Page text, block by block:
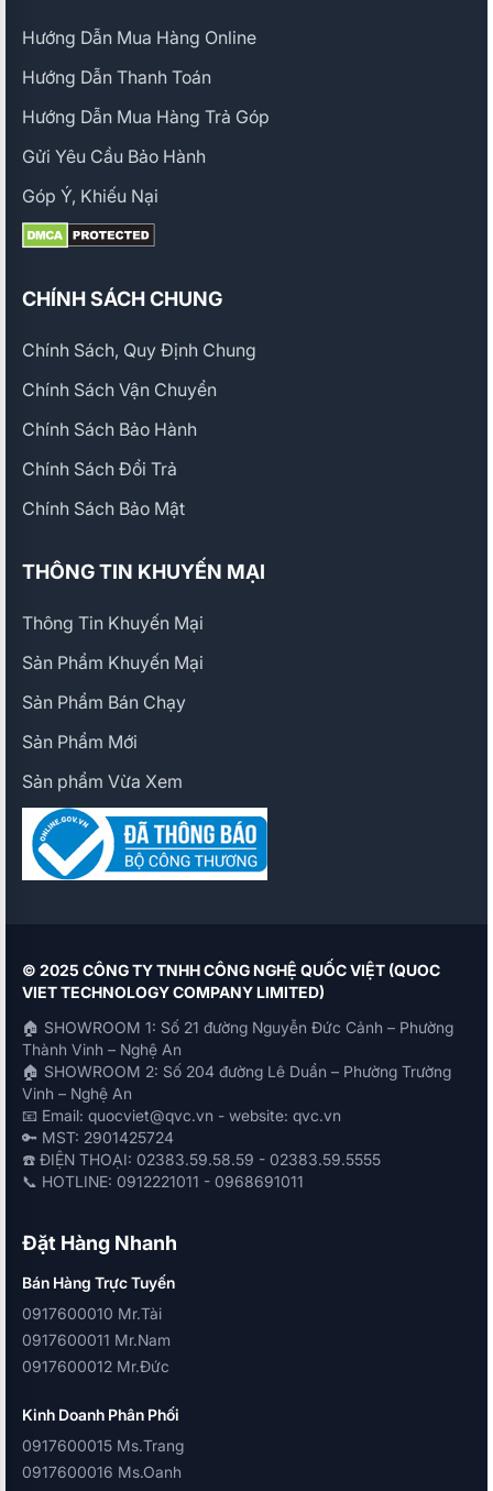
Hướng Dẫn Mua Hàng Online
Hướng Dẫn Thanh Toán
Hướng Dẫn Mua Hàng Trả Góp
Gửi Yêu Cầu Bảo Hành
Góp Ý, Khiếu Nại
CHÍNH SÁCH CHUNG
Chính Sách, Quy Định Chung
Chính Sách Vận Chuyển
Chính Sách Bảo Hành
Chính Sách Đổi Trả
Chính Sách Bảo Mật
THÔNG TIN KHUYẾN MẠI
Thông Tin Khuyến Mại
Sản Phẩm Khuyến Mại
Sản Phẩm Bán Chạy
Sản Phẩm Mới
Sản phẩm Vừa Xem
© 2025 CÔNG TY TNHH CÔNG NGHỆ QUỐC VIỆT (QUOC
VIET TECHNOLOGY COMPANY LIMITED)
🏠 SHOWROOM 1: Số 21 đường Nguyễn Đức Cảnh – Phường
Thành Vinh – Nghệ An
🏠 SHOWROOM 2: Số 204 đường Lê Duẩn – Phường Trường
Vinh – Nghệ An
📧 Email: quocviet@qvc.vn - website: qvc.vn
🔑 MST: 2901425724
☎️ ĐIỆN THOẠI: 02383.59.58.59 - 02383.59.5555
📞 HOTLINE: 0912221011 - 0968691011
Đặt Hàng Nhanh
Bán Hàng Trực Tuyến
0917600010 Mr.Tài
0917600011 Mr.Nam
0917600012 Mr.Đức
Kinh Doanh Phân Phối
0917600015 Ms.Trang
0917600016 Ms.Oanh